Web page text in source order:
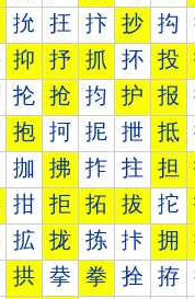
抁 抂 抃 抄 抅
抑 抒 抓 抔 投
抡 抢 抣 护 报
抱 抲 抳 抴 抵
拁 拂 拃 拄 担
拑 拒 拓 拔 拕
拡 拢 拣 拤 拥
拱 拲 拳 拴 拵